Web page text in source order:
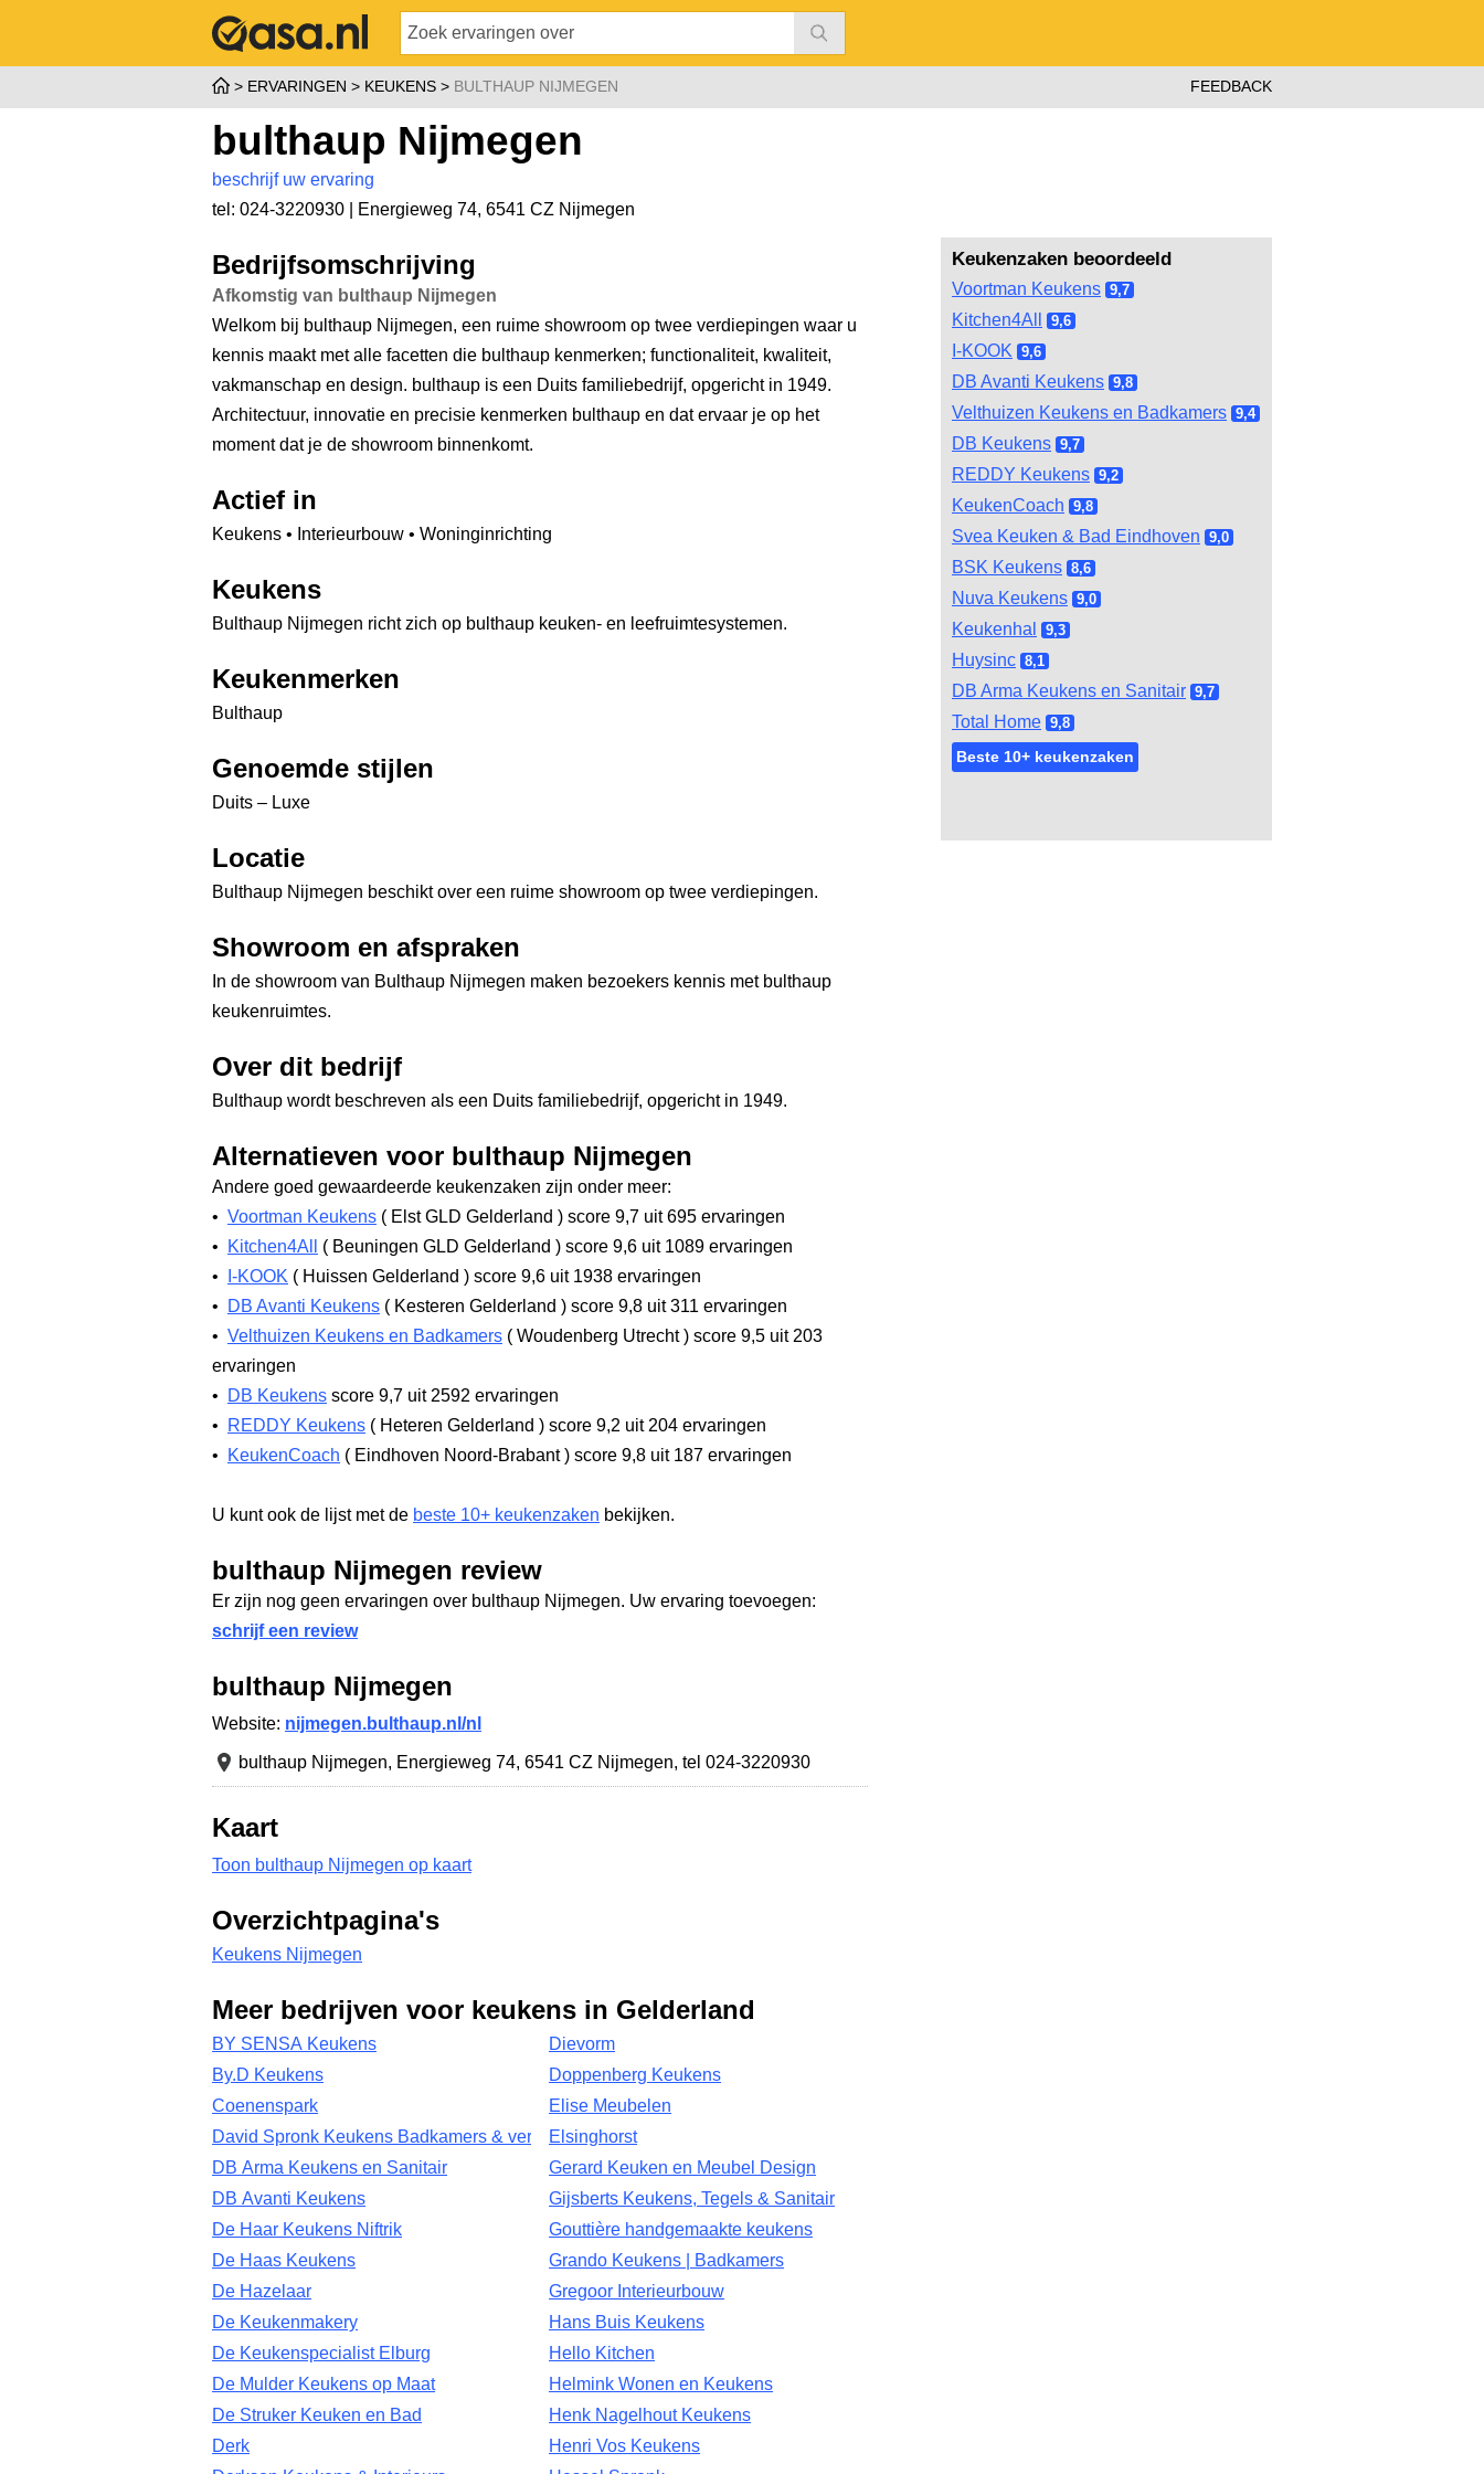
ERVARINGEN KEUKENS BULTHAUP NIJMEGEN FEEDBACK
bulthaup Nijmegen
beschrijf uw ervaring
tel: 024-3220930 |
Energieweg 74, 6541 CZ Nijmegen
Keukenzaken beoordeeld
Voortman Keukens 9,7
Kitchen4All 9,6
I-KOOK 9,6
DB Avanti Keukens 9,8
Velthuizen Keukens en Badkamers 9,4
DB Keukens 9,7
REDDY Keukens 9,2
KeukenCoach 9,8
Svea Keuken & Bad Eindhoven 9,0
BSK Keukens 8,6
Nuva Keukens 9,0
Keukenhal 9,3
Huysinc 8,1
DB Arma Keukens en Sanitair 9,7
Total Home 9,8
Beste 10+ keukenzaken
Bedrijfsomschrijving
Afkomstig van bulthaup Nijmegen
Welkom bij bulthaup Nijmegen, een ruime showroom op twee verdiepingen waar u
kennis maakt met alle facetten die bulthaup kenmerken; functionaliteit, kwaliteit,
vakmanschap en design. bulthaup is een Duits familiebedrijf, opgericht in 1949.
Architectuur, innovatie en precisie kenmerken bulthaup en dat ervaar je op het
moment dat je de showroom binnenkomt.
Actief in
Keukens • Interieurbouw • Woninginrichting
Keukens
Bulthaup Nijmegen richt zich op bulthaup keuken- en leefruimtesystemen.
Keukenmerken
Bulthaup
Genoemde stijlen
Duits – Luxe
Locatie
Bulthaup Nijmegen beschikt over een ruime showroom op twee verdiepingen.
Showroom en afspraken
In de showroom van Bulthaup Nijmegen maken bezoekers kennis met bulthaup
keukenruimtes.
Over dit bedrijf
Bulthaup wordt beschreven als een Duits familiebedrijf, opgericht in 1949.
Alternatieven voor bulthaup Nijmegen
Andere goed gewaardeerde keukenzaken zijn onder meer:
• Voortman Keukens ( Elst GLD Gelderland ) score 9,7 uit 695 ervaringen
•
Kitchen4All ( Beuningen GLD Gelderland ) score 9,6 uit 1089 ervaringen
•
I-KOOK ( Huissen Gelderland ) score 9,6 uit 1938 ervaringen
•
DB Avanti Keukens ( Kesteren Gelderland ) score 9,8 uit 311 ervaringen
• Velthuizen Keukens en Badkamers ( Woudenberg Utrecht) score 9,5 uit 203
ervaringen
•
DB Keukens score 9,7 uit 2592 ervaringen
•
REDDY Keukens ( Heteren Gelderland ) score 9,2 uit 204 ervaringen
•
KeukenCoach ( Eindhoven Noord-Brabant) score 9,8 uit 187 ervaringen
U kunt ook de lijst met de beste 10+ keukenzaken bekijken.
bulthaup Nijmegen review
Er zijn nog geen ervaringen over bulthaup Nijmegen. Uw ervaring toevoegen:
schrijf een review
bulthaup Nijmegen
Website: nijmegen.bulthaup.nl/nl
bulthaup Nijmegen, Energieweg 74, 6541 CZ Nijmegen, tel 024-3220930
Kaart
Toon bulthaup Nijmegen op kaart
Overzichtpagina's
Keukens Nijmegen
Meer bedrijven voor keukens in Gelderland
BY SENSA Keukens
By.D Keukens
Coenenspark
David Spronk Keukens Badkamers & verbouwingen
DB Arma Keukens en Sanitair
DB Avanti Keukens
De Haar Keukens Niftrik
De Haas Keukens
De Hazelaar
De Keukenmakery
De Keukenspecialist Elburg
De Mulder Keukens op Maat
De Struker Keuken en Bad
Derk
Dievorm
Doppenberg Keukens
Elise Meubelen
Elsinghorst
Gerard Keuken en Meubel Design
Gijsberts Keukens, Tegels & Sanitair
Gouttière handgemaakte keukens
Grando Keukens | Badkamers
Gregoor Interieurbouw
Hans Buis Keukens
Hello Kitchen
Helmink Wonen en Keukens
Henk Nagelhout Keukens
Henri Vos Keukens